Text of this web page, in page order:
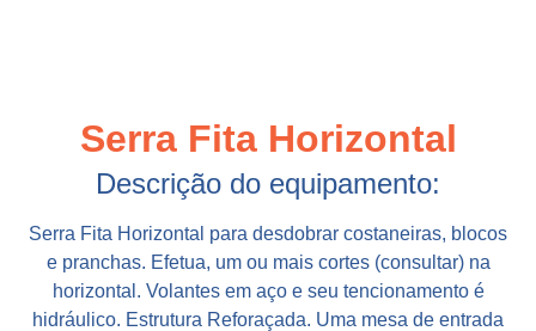
Serra Fita Horizontal
Descrição do equipamento:
Serra Fita Horizontal para desdobrar costaneiras, blocos
e pranchas. Efetua, um ou mais cortes (consultar) na
horizontal. Volantes em aço e seu tencionamento é
hidráulico. Estrutura Reforaçada. Uma mesa de entrada